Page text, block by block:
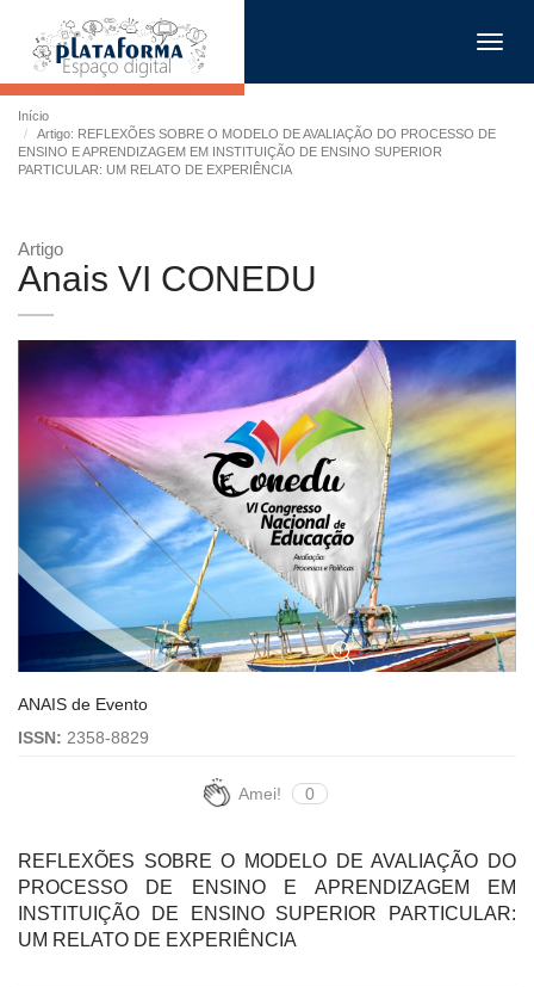
Início
Artigo: REFLEXÕES SOBRE O MODELO DE AVALIAÇÃO DO PROCESSO DE
ENSINO E APRENDIZAGEM EM INSTITUIÇÃO DE ENSINO SUPERIOR
PARTICULAR: UM RELATO DE EXPERIÊNCIA
Artigo
Anais VI CONEDU
ANAIS de Evento
ISSN: 2358-8829
Amei! 0
REFLEXÕES SOBRE O MODELO DE AVALIAÇÃO DO
PROCESSO DE ENSINO E APRENDIZAGEM EM
INSTITUIÇÃO DE ENSINO SUPERIOR PARTICULAR:
UM RELATO DE EXPERIÊNCIA